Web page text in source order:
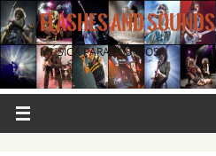
FLASHES AND SOUNDS
MÚSICA PARA LOS OJOS.